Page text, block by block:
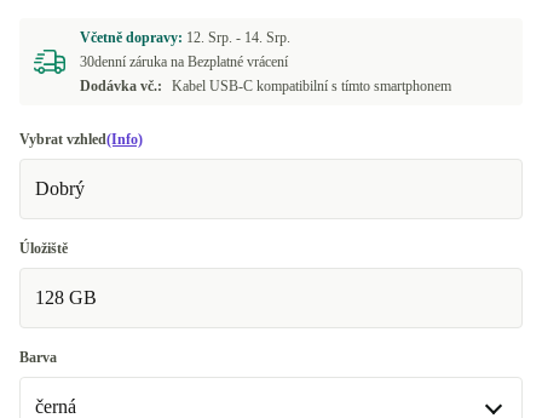
Včetně dopravy: 12. Srp. - 14. Srp.
30denní záruka na Bezplatné vrácení
Dodávka vč.:
Kabel USB-C kompatibilní s tímto smartphonem
Vybrat vzhled(Info)
Dobrý
Úložiště
128 GB
Barva
černá